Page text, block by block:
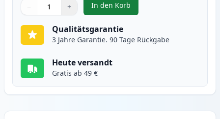
Verwenden Sie die Tasten, um anzupassen
− +
1
In den Korb
, Brother DR3200 trommel (Ink
Qualitätsgarantie
3 Jahre Garantie. 90 Tage Rückgabe
Heute versandt
Gratis ab 49 €